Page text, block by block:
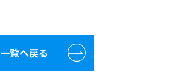
一覧へ戻る